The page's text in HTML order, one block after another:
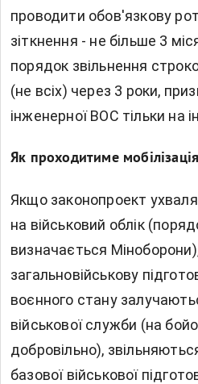
проводити обов'язкову
зіткнення - не більше 3
порядок звільнення
(не всіх) через 3 роки,
інженерної ВОС тільки на
Як проходитиме
Якщо законопроект
на військовий облік
визначається
загальновійськову
воєнного стану
військової служби (на
добровільно),
базової військової